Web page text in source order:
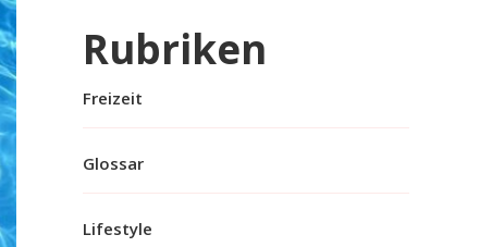
Rubriken
Freizeit
Glossar
Lifestyle